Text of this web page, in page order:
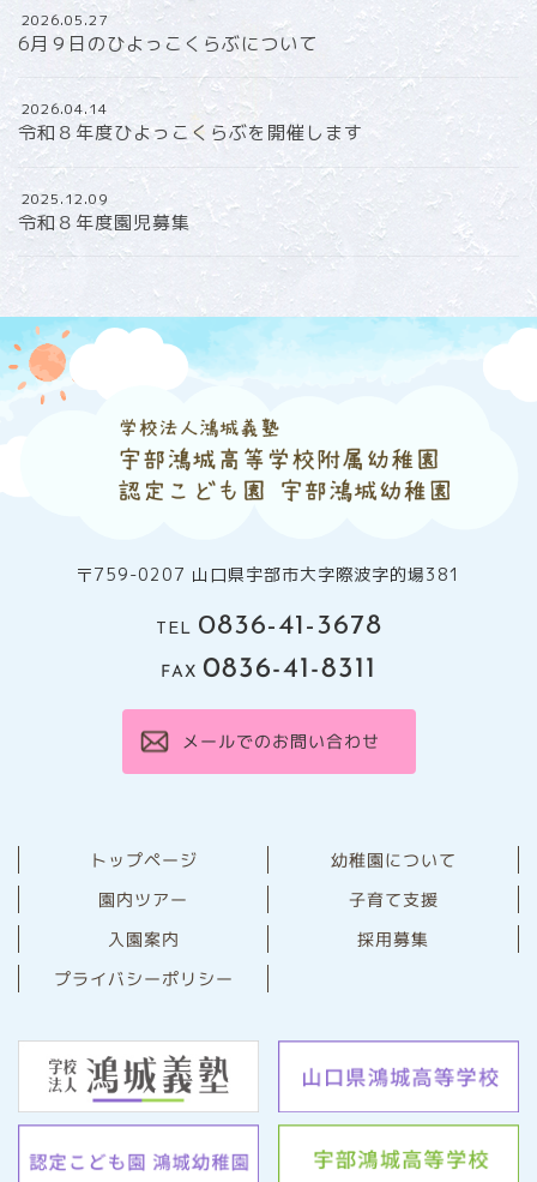
2026.05.27
6月９日のひよっこくらぶについて
2026.04.14
令和８年度ひよっこくらぶを開催します
2025.12.09
令和８年度園児募集
〒759-0207 山口県宇部市大字際波字的場381
TEL 0836-41-3678
FAX 0836-41-8311
メールでのお問い合わせ
トップページ 幼稚園について
園内ツアー 子育て支援
⼊園案内 採用募集
プライバシーポリシー